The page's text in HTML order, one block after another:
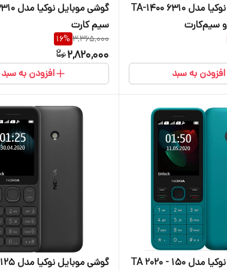
گوشی موبایل نوکیا مدل 6310 TA-1400
افزودن به سبد
سیم کارت
3,365,000
16%
2,820,000
افزودن به سبد
گوشی موبایل نوکیا مدل 150 - 2020 TA